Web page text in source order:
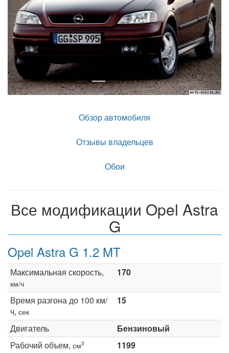
Обзор автомобиля
Отзывы владельцев
Обои
Все модификации Opel Astra
G
Opel Astra G 1.2 MT
Максимальная скорость,
км/ч
170
Время разгона до 100 км/
ч, сек
15
Двигатель
Бензиновый
Рабочий объем, см3
1199